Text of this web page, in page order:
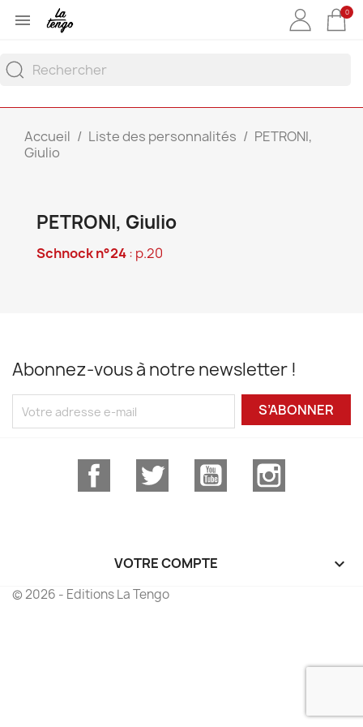
 0
Accueil Liste des personnalités
PETRONI,
Giulio
PETRONI, Giulio
Schnock n°24: p.20
Abonnez-vous à notre newsletter !
S’ABONNER
Facebook Twitter YouTube
VOTRE COMPTE 
© 2026 - Editions La Tengo